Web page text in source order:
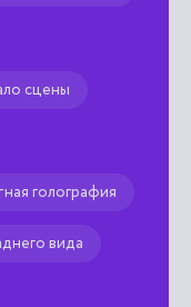
сцены
голография
вида